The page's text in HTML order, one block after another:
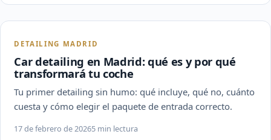
DETAILING MADRID
Car detailing en Madrid: qué es y por qué
transformará tu coche
Tu primer detailing sin humo: qué incluye, qué no, cuánto
cuesta y cómo elegir el paquete de entrada correcto.
17 de febrero de 20265 min lectura